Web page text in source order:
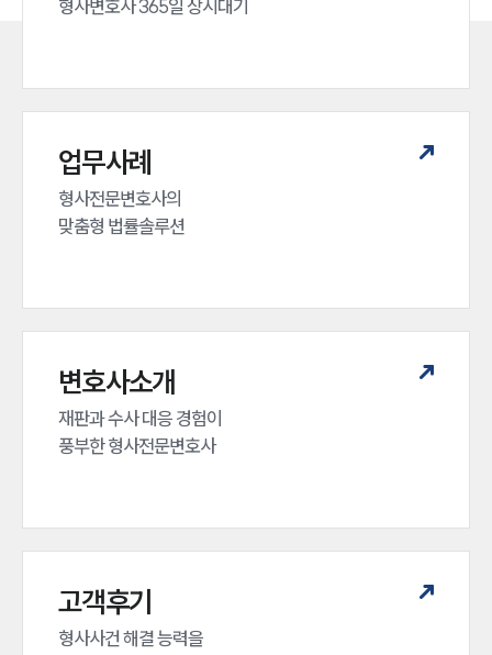
인재채용
형사변호사 365일 상시대기
업무사례
형사전문변호사의
맞춤형 법률솔루션
변호사소개
재판과 수사 대응 경험이
풍부한 형사전문변호사
고객후기
형사사건 해결 능력을